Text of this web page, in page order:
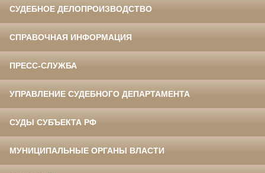
СУДЕБНОЕ ДЕЛОПРОИЗВОДСТВО
СПРАВОЧНАЯ ИНФОРМАЦИЯ
ПРЕСС-СЛУЖБА
УПРАВЛЕНИЕ СУДЕБНОГО ДЕПАРТАМЕНТА
СУДЫ СУБЪЕКТА РФ
МУНИЦИПАЛЬНЫЕ ОРГАНЫ ВЛАСТИ